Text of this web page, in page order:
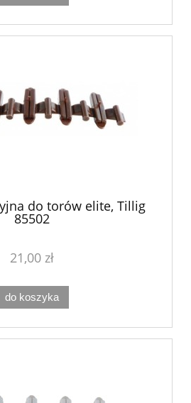
do torów elite, Tillig
85502
21,00 zł
do koszyka